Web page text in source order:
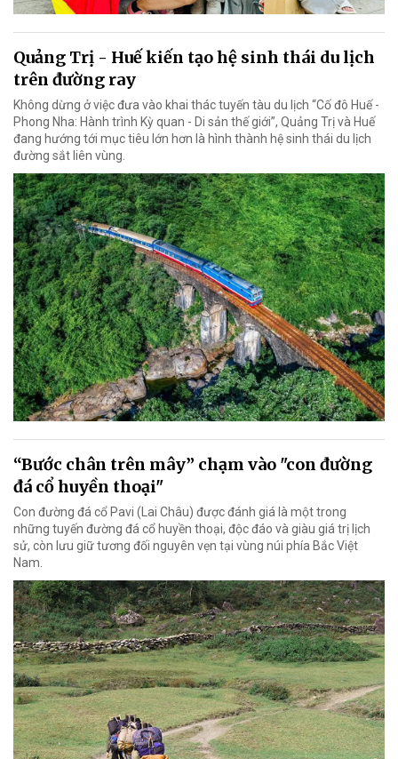
Quảng Trị - Huế kiến tạo hệ sinh thái du lịch
trên đường ray
Không dừng ở việc đưa vào khai thác tuyến tàu du lịch “Cố đô Huế -
Phong Nha: Hành trình Kỳ quan - Di sản thế giới”, Quảng Trị và Huế
đang hướng tới mục tiêu lớn hơn là hình thành hệ sinh thái du lịch
đường sắt liên vùng.
“Bước chân trên mây” chạm vào "con đường
đá cổ huyền thoại"
Con đường đá cổ Pavi (Lai Châu) được đánh giá là một trong
những tuyến đường đá cổ huyền thoại, độc đáo và giàu giá trị lịch
sử, còn lưu giữ tương đối nguyên vẹn tại vùng núi phía Bắc Việt
Nam.